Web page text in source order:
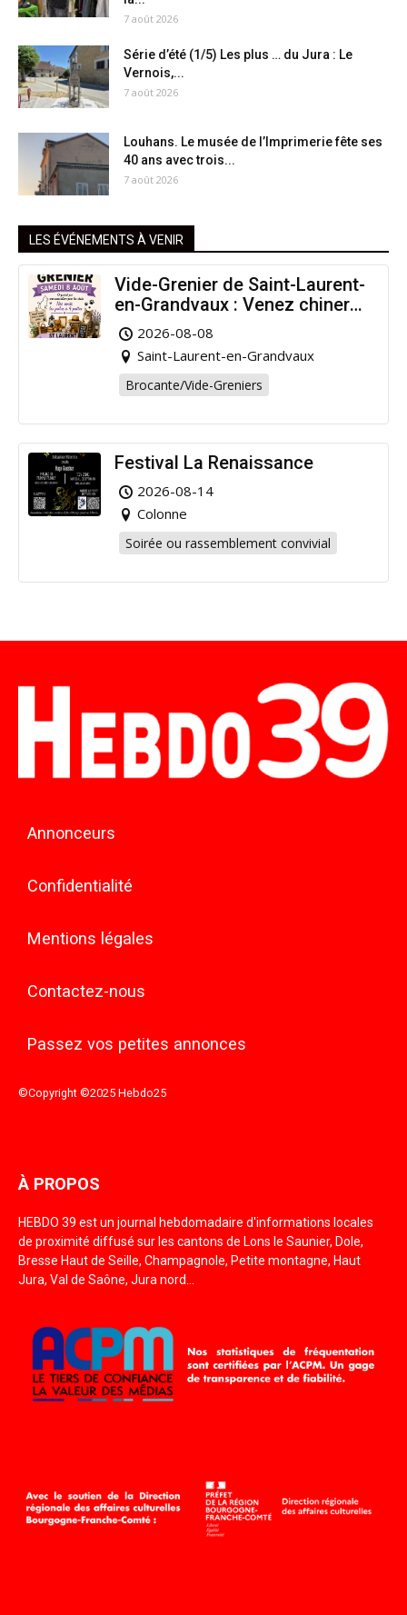
7 août 2026
Série d’été (1/5) Les plus … du Jura : Le
Vernois,...
7 août 2026
Louhans. Le musée de l’Imprimerie fête ses
40 ans avec trois...
7 août 2026
LES ÉVÉNEMENTS À VENIR
Vide-Grenier de Saint-Laurent-
en-Grandvaux : Venez chiner
pour la bonne cause !
2026-08-08
Saint-Laurent-en-Grandvaux
Brocante/Vide-Greniers
Festival La Renaissance
2026-08-14
Colonne
Soirée ou rassemblement convivial